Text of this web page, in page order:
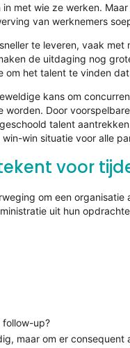
met wie ze werken.
van werknemers
te leveren, vaak
de uitdaging nog
om het talent te vinden
kans om
Door
talent
win situatie voor alle
voor
om een
uit hun
up?
maar om er